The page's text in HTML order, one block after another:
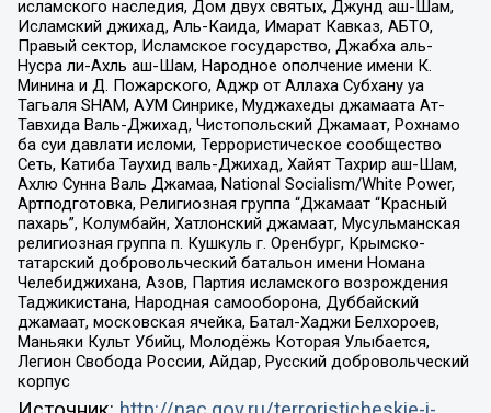
исламского наследия, Дом двух святых, Джунд аш-Шам,
Исламский джихад, Аль-Каида, Имарат Кавказ, АБТО,
Правый сектор, Исламское государство, Джабха аль-
Нусра ли-Ахль аш-Шам, Народное ополчение имени К.
Минина и Д. Пожарского, Аджр от Аллаха Субхану уа
Тагьаля SHAM, АУМ Синрике, Муджахеды джамаата Ат-
Тавхида Валь-Джихад, Чистопольский Джамаат, Рохнамо
ба суи давлати исломи, Террористическое сообщество
Сеть, Катиба Таухид валь-Джихад, Хайят Тахрир аш-Шам,
Ахлю Сунна Валь Джамаа, National Socialism/White Power,
Артподготовка, Религиозная группа “Джамаат “Красный
пахарь”, Колумбайн, Хатлонский джамаат, Мусульманская
религиозная группа п. Кушкуль г. Оренбург, Крымско-
татарский добровольческий батальон имени Номана
Челебиджихана, Азов, Партия исламского возрождения
Таджикистана, Народная самооборона, Дуббайский
джамаат, московская ячейка, Батал-Хаджи Белхороев,
Маньяки Культ Убийц, Молодёжь Которая Улыбается,
Легион Свобода России, Айдар, Русский добровольческий
корпус